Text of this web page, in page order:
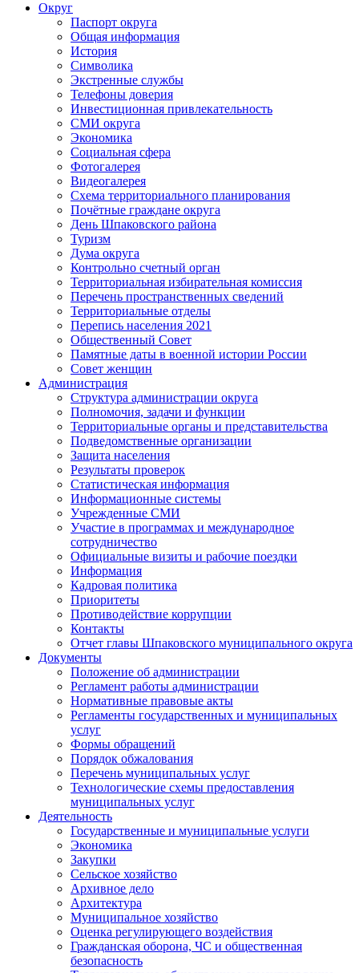
Округ
Паспорт округа
Общая информация
История
Символика
Экстренные службы
Телефоны доверия
Инвестиционная привлекательность
СМИ округа
Экономика
Социальная сфера
Фотогалерея
Видеогалерея
Схема территориального планирования
Почётные граждане округа
День Шпаковского района
Туризм
Дума округа
Контрольно счетный орган
Территориальная избирательная комиссия
Перечень пространственных сведений
Территориальные отделы
Перепись населения 2021
Общественный Совет
Памятные даты в военной истории России
Совет женщин
Администрация
Структура администрации округа
Полномочия, задачи и функции
Территориальные органы и представительства
Подведомственные организации
Защита населения
Результаты проверок
Статистическая информация
Информационные системы
Учрежденные СМИ
Участие в программах и международное
сотрудничество
Официальные визиты и рабочие поездки
Информация
Кадровая политика
Приоритеты
Противодействие коррупции
Контакты
Отчет главы Шпаковского муниципального округа
Документы
Положение об администрации
Регламент работы администрации
Нормативные правовые акты
Регламенты государственных и муниципальных
услуг
Формы обращений
Порядок обжалования
Перечень муниципальных услуг
Технологические схемы предоставления
муниципальных услуг
Деятельность
Государственные и муниципальные услуги
Экономика
Закупки
Сельское хозяйство
Архивное дело
Архитектура
Муниципальное хозяйство
Оценка регулирующего воздействия
Гражданская оборона, ЧС и общественная
безопасность